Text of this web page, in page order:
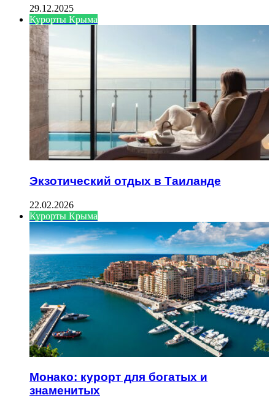
29.12.2025
Курорты Крыма
Экзотический отдых в Таиланде
22.02.2026
Курорты Крыма
Монако: курорт для богатых и
знаменитых